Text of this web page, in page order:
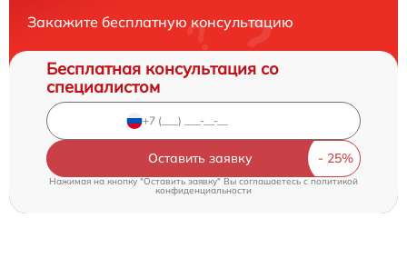
Закажите бесплатную консультацию
Бесплатная консультация со
специалистом
Оставить заявку
Нажимая на кнопку "Оставить заявку" Вы соглашаетесь cполитикой
конфиденциальности